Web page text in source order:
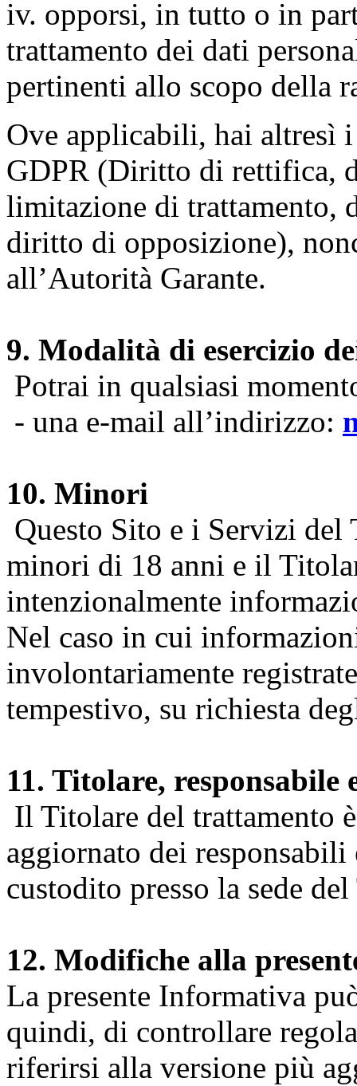
iv. opporsi, in tutto o in
trattamento dei dati
pertinenti allo scopo della
Ove applicabili, hai
GDPR (Diritto di rettifica,
limitazione di trattamento,
diritto di opposizione),
all’Autorità Garante.
9. Modalità di esercizio
Potrai in qualsiasi
- una e-mail all’indirizzo:
10. Minori
Questo Sito e i Servizi del
minori di 18 anni e il
intenzionalmente
Nel caso in cui
involontariamente
tempestivo, su richiesta
11. Titolare, responsabile
Il Titolare del trattamento
aggiornato dei
custodito presso la sede
12. Modifiche alla
La presente Informativa
quindi, di controllare
riferirsi alla versione più